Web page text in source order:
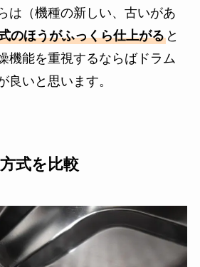
は（機種の新しい、古いがあ
のほうがふっくら仕上がると
機能を重視するならばドラム
良いと思います。
式を比較